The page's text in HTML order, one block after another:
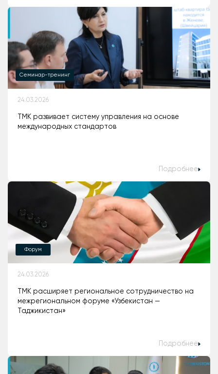
Cеминар-тренинг
24.03.2026
ТМК развивает систему управления на основе
международных стандартов
Подробнее
Форум
24.03.2026
ТМК расширяет региональное сотрудничество на
межрегиональном форуме «Узбекистан —
Таджикистан»
Подробнее